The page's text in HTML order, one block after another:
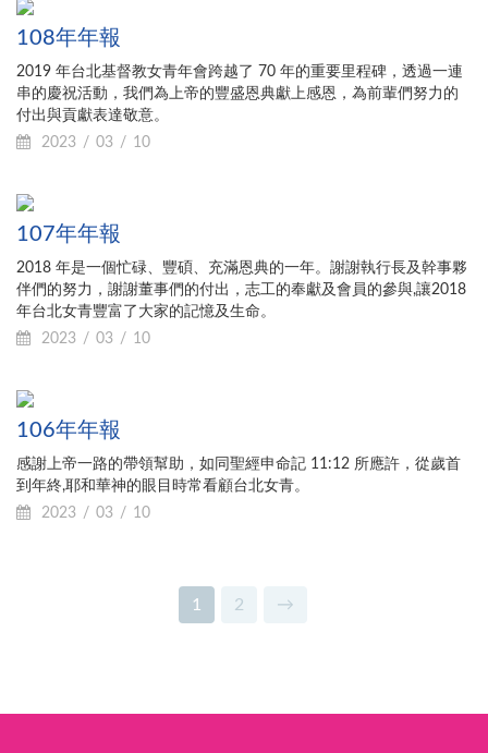
108年年報
2019 年台北基督教女青年會跨越了 70 年的重要里程碑，透過一連
串的慶祝活動，我們為上帝的豐盛恩典獻上感恩，為前輩們努力的
付出與貢獻表達敬意。
2023
03 10
107年年報
2018 年是一個忙碌、豐碩、充滿恩典的一年。謝謝執行長及幹事夥
伴們的努力，謝謝董事們的付出，志工的奉獻及會員的參與,讓2018
年台北女青豐富了大家的記憶及生命。
2023
03 10
106年年報
感謝上帝一路的帶領幫助，如同聖經申命記 11:12 所應許，從歲首
到年終,耶和華神的眼目時常看顧台北女青。
2023
03 10
1 2 →